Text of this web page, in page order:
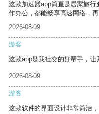
这款加速器app简直是居家旅
作办公，都能畅享高速网络，
2026-08-09
游客
这款app是我社交的好帮手，让
2026-08-09
游客
这款软件的界面设计非常简洁，